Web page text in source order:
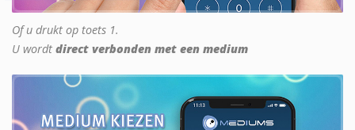
Of u drukt op toets 1.
U wordt direct verbonden met een medium